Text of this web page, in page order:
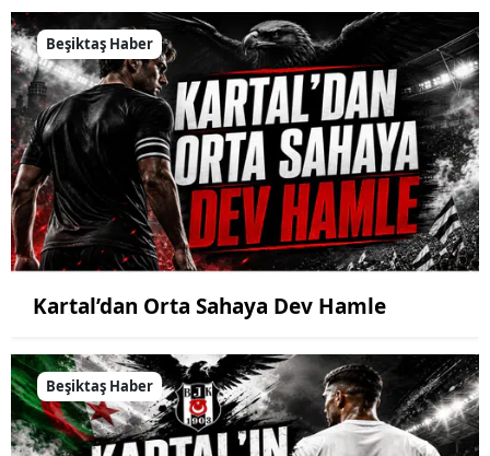
Beşiktaş Haber
Kartal’dan Orta Sahaya Dev Hamle
Beşiktaş Haber